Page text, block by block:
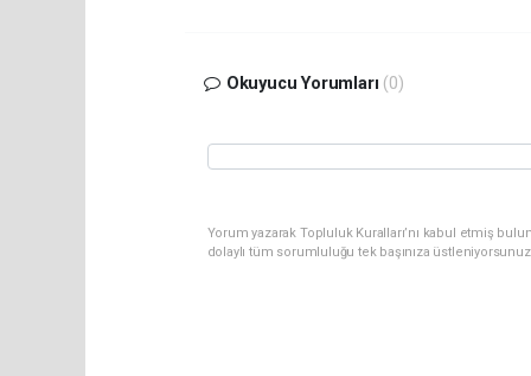
Okuyucu Yorumları (0)
Yorum yazarak Topluluk Kuralları’nı kabul etmiş
dolaylı tüm sorumluluğu tek başınıza